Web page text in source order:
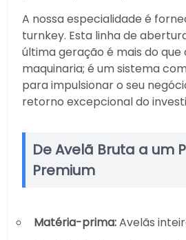
A nossa especialidade é
turnkey. Esta linha de
última geração é mais do que
maquinaria; é um sistema
para impulsionar o seu
retorno excepcional do
De Avelã Bruta a um
Premium
Matéria-prima:Avelãs